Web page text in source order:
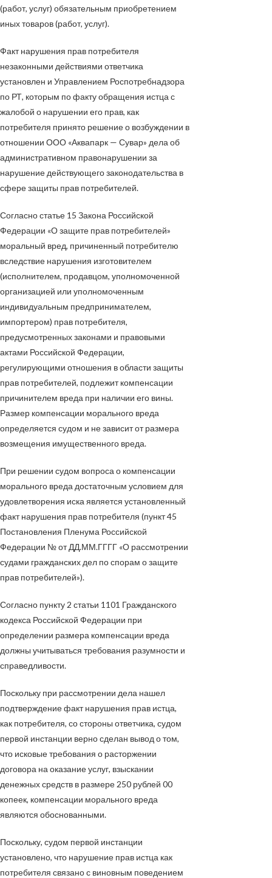
(работ, услуг) обязательным приобретением
иных товаров (работ, услуг).
Факт нарушения прав потребителя
незаконными действиями ответчика
установлен и Управлением Роспотребнадзора
по РТ, которым по факту обращения истца с
жалобой о нарушении его прав, как
потребителя принято решение о возбуждении в
отношении ООО «Аквапарк — Сувар» дела об
административном правонарушении за
нарушение действующего законодательства в
сфере защиты прав потребителей.
Согласно статье 15 Закона Российской
Федерации «О защите прав потребителей»
моральный вред, причиненный потребителю
вследствие нарушения изготовителем
(исполнителем, продавцом, уполномоченной
организацией или уполномоченным
индивидуальным предпринимателем,
импортером) прав потребителя,
предусмотренных законами и правовыми
актами Российской Федерации,
регулирующими отношения в области защиты
прав потребителей, подлежит компенсации
причинителем вреда при наличии его вины.
Размер компенсации морального вреда
определяется судом и не зависит от размера
возмещения имущественного вреда.
При решении судом вопроса о компенсации
морального вреда достаточным условием для
удовлетворения иска является установленный
факт нарушения прав потребителя (пункт 45
Постановления Пленума Российской
Федерации №отДД.ММ.ГГГГ «О рассмотрении
судами гражданских дел по спорам о защите
прав потребителей»).
Согласно пункту 2 статьи 1101 Гражданского
кодекса Российской Федерации при
определении размера компенсации вреда
должны учитываться требования разумности и
справедливости.
Поскольку при рассмотрении дела нашел
подтверждение факт нарушения прав истца,
как потребителя, со стороны ответчика, судом
первой инстанции верно сделан вывод о том,
что исковые требования о расторжении
договора на оказание услуг, взыскании
денежных средств в размере 250 рублей 00
копеек, компенсации морального вреда
являются обоснованными.
Поскольку, судом первой инстанции
установлено, что нарушение прав истца как
потребителя связано с виновным поведением